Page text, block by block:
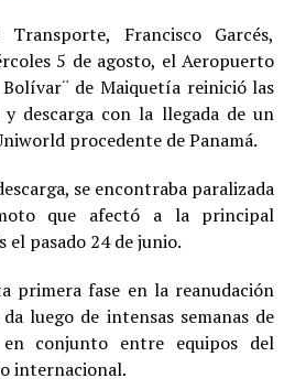
Francisco Garcés,
5 de agosto, el Aeropuerto
de Maiquetía reinició las
y descarga con la llegada de un
procedente de Panamá.
se encontraba paralizada
que afectó a la principal
pasado 24 de junio.
primera fase en la reanudación
luego de intensas semanas de
conjunto entre equipos del
internacional.